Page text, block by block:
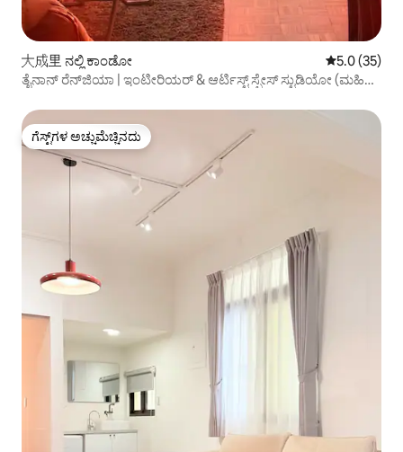
大成里 ನಲ್ಲಿ ಕಾಂಡೋ 5 ರಲ್ಲಿ 5.0
5.0 (35)
ತೈನಾನ್ ರೆನ್‌ಜಿಯಾ | ಇಂಟೀರಿಯರ್ & ಆರ್ಟಿಸ್ಟ್ ಸ್ಪೇಸ್ ಸ್ಟುಡಿಯೋ (ಮಹಿಳಾ
ಗೆಸ್ಟ್‌ಗಳ ಅಚ್ಚುಮೆಚ್ಚಿನದು
ಗೆಸ್ಟ್‌ಗಳ ಅಚ್ಚುಮೆಚ್ಚಿನದು